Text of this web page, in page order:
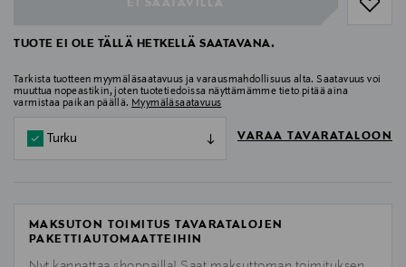
TUOTE EI OLE TÄLLÄ HETKELLÄ SAATAVANA.
Tarkista tuotteen myymäläsaatavuus ja varausmahdollisuus alta. Saatavuus voi
muuttua nopeastikin, joten tuotetiedoissa näyttämämme tieto pitää aina
varmistaa paikan päällä. Myymäläsaatavuus
Turku VARAA TAVARATALOON
MAKSUTON TOIMITUS TAVARATALOJEN
PAKETTIAUTOMAATTEIHIN